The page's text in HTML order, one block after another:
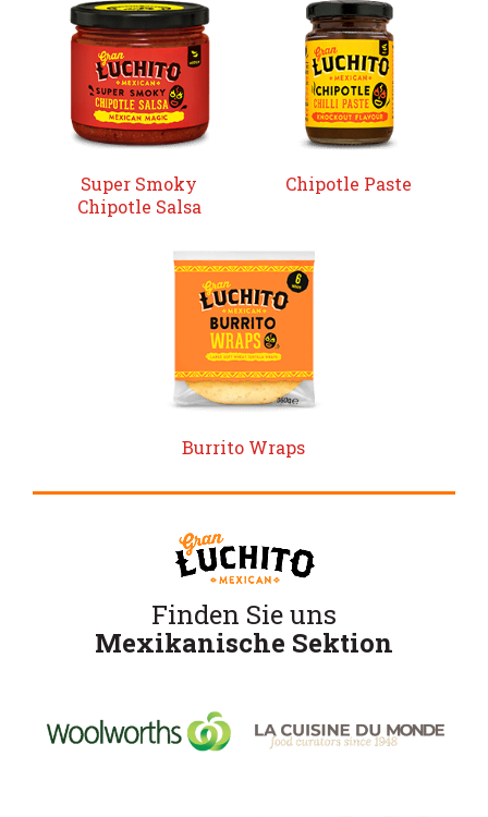
Super Smoky
Chipotle Salsa
Chipotle Paste
Burrito Wraps
Finden Sie uns
Mexikanische Sektion